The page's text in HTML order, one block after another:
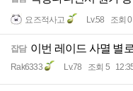
요즈적사고 Lv.58 조회 0
잡담 이번 레이드 사멸 별
Rak6333 Lv.78 조회 5